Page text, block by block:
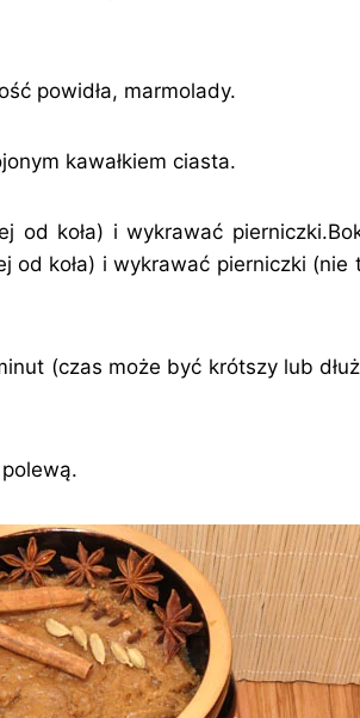
powidła, marmolady.
kawałkiem ciasta.
od koła) i wykrawać
od koła) i wykrawać pierniczki
(czas może być krótszy lub